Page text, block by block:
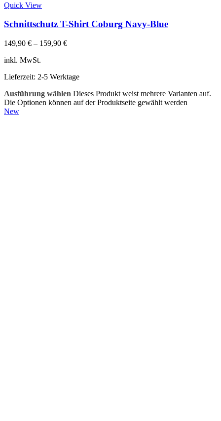
Quick View
Schnittschutz T-Shirt Coburg Navy-Blue
149,90 € – 159,90 €
inkl. MwSt.
Lieferzeit: 2-5 Werktage
Ausführung wählen Dieses Produkt weist mehrere Varianten auf.
Die Optionen können auf der Produktseite gewählt werden
New